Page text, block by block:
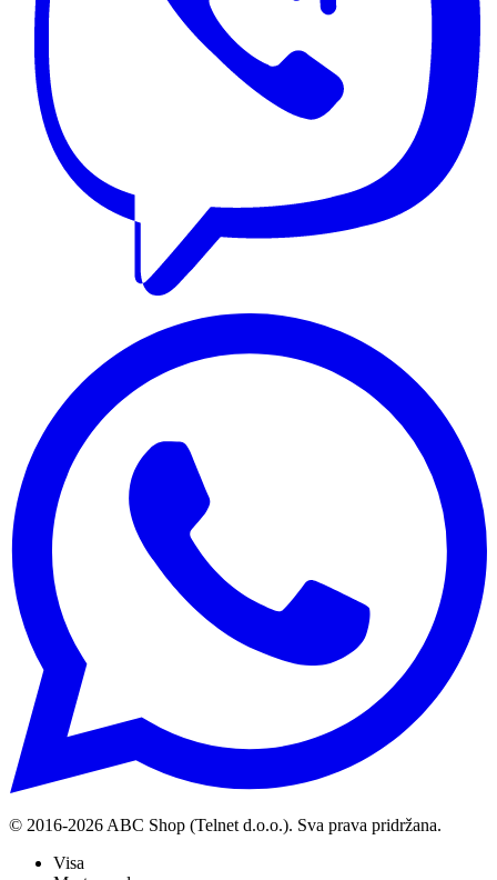
© 2016-2026 ABC Shop (Telnet d.o.o.). Sva prava pridržana.
Visa